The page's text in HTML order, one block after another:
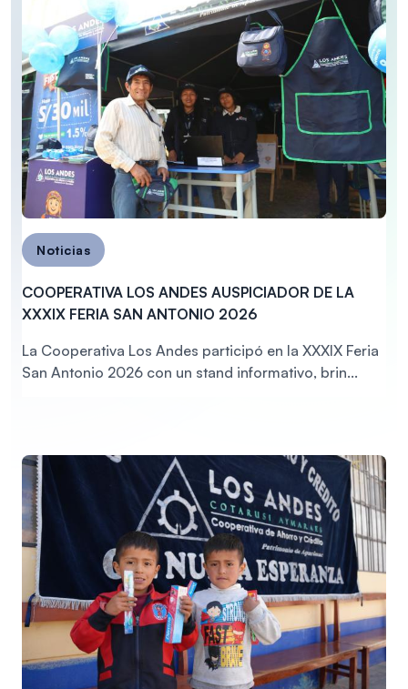
Noticias
COOPERATIVA LOS ANDES AUSPICIADOR DE LA
XXXIX FERIA SAN ANTONIO 2026
La Cooperativa Los Andes participó en la XXXIX Feria
San Antonio 2026 con un stand informativo, brin...